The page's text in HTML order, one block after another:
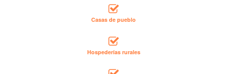
Casas de pueblo
Hospederías rurales